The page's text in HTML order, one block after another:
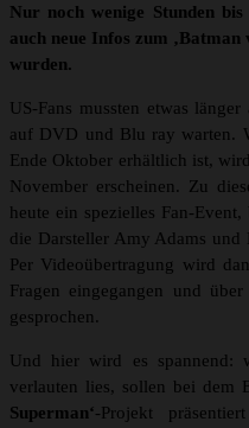
Nur noch wenige Stunden
auch neue Infos zum
wurden.
US-Fans mussten etwas
auf DVD und Blu ray warten.
Ende Oktober erhältlich ist,
November erscheinen. Zu
heute ein spezielles Fan-
die Darsteller Amy Adams und
Per Videoübertragung wird
Fragen eingegangen und
gesprochen.
Und hier wird es spannend:
verlauten lies, sollen bei dem
Superman‘-Projekt